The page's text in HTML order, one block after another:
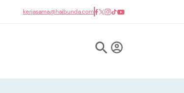
kerjasama@haibunda.com